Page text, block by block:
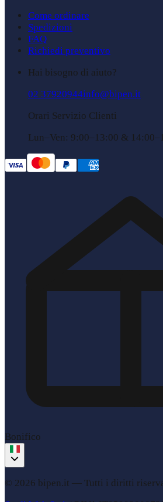
Come ordinare
Spedizioni
FAQ
Richiedi preventivo
Hai bisogno di aiuto?
02 37920944info@bipen.it
Orari Servizio Clienti
Lun–Ven: 9:00–13:00 &
Bonifico
© 2026 bipen.it — Tutti i diritti